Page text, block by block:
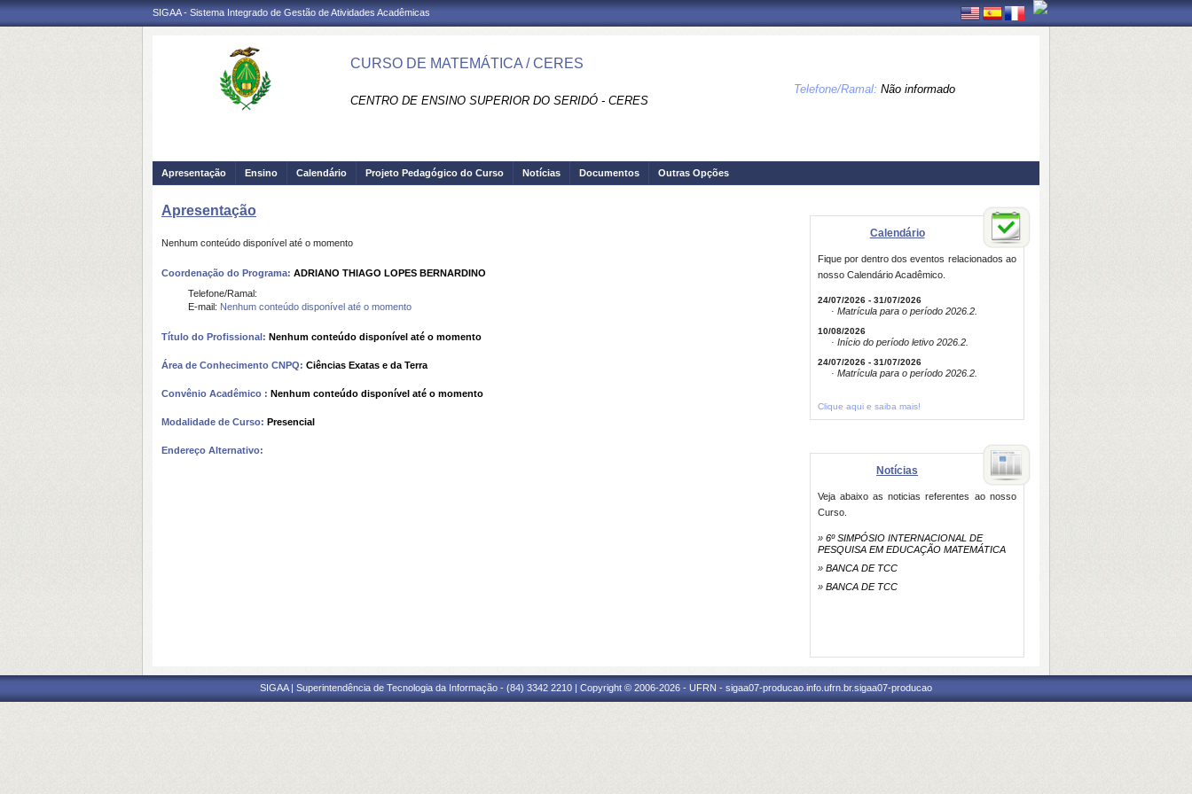
SIGAA - Sistema Integrado de Gestão de Atividades Acadêmicas
CURSO DE MATEMÁTICA / CERES
CENTRO DE ENSINO SUPERIOR DO SERIDÓ - CERES
Telefone/Ramal: Não informado
Apresentação Ensino Calendário Projeto Pedagógico do Curso Notícias Documentos Outras Opções
Apresentação
Nenhum conteúdo disponível até o momento
Coordenação do Programa: ADRIANO THIAGO LOPES BERNARDINO
Telefone/Ramal:
E-mail: Nenhum conteúdo disponível até o momento
Título do Profissional: Nenhum conteúdo disponível até o momento
Área de Conhecimento CNPQ: Ciências Exatas e da Terra
Convênio Acadêmico : Nenhum conteúdo disponível até o momento
Modalidade de Curso: Presencial
Endereço Alternativo:
Calendário
Fique por dentro dos eventos relacionados ao
nosso Calendário Acadêmico.
24/07/2026 - 31/07/2026
· Matrícula para o período 2026.2.
10/08/2026
· Início do período letivo 2026.2.
24/07/2026 - 31/07/2026
· Matrícula para o período 2026.2.
Clique aqui e saiba mais!
Notícias
Veja abaixo as noticias referentes ao nosso
Curso.
» 6º SIMPÓSIO INTERNACIONAL DE
PESQUISA EM EDUCAÇÃO MATEMÁTICA
» BANCA DE TCC
» BANCA DE TCC
SIGAA | Superintendência de Tecnologia da Informação - (84) 3342 2210 | Copyright © 2006-2026 - UFRN - sigaa07-producao.info.ufrn.br.sigaa07-producao